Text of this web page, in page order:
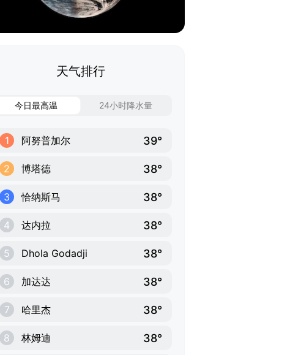
天气排行
今日最高温 24小时降水量
1 阿努普加尔 39°
2 博塔德 38°
3 恰纳斯马 38°
4 达内拉 38°
5 Dhola Godadji 38°
6 加达达 38°
7 哈里杰 38°
8 林姆迪 38°